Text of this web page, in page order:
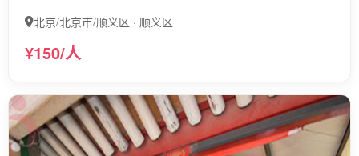
北京/北京市/顺义区 · 顺义区
¥150/人